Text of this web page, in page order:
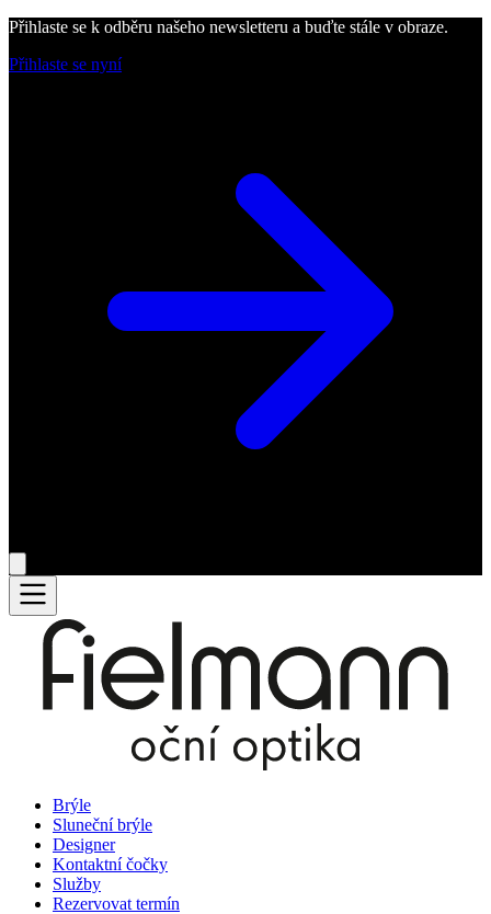
Přihlaste se k odběru našeho newsletteru a buďte stále v obraze.
Přihlaste se nyní
Brýle
Sluneční brýle
Designer
Kontaktní čočky
Služby
Rezervovat termín